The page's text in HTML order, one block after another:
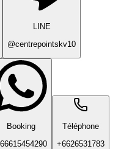
LINE
@centrepointskv10
Booking
Téléphone
+6626531783